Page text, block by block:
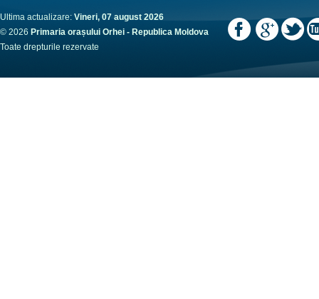
Ultima actualizare: Vineri, 07 august 2026
© 2026 Primaria orașului Orhei - Republica Moldova
Toate drepturile rezervate